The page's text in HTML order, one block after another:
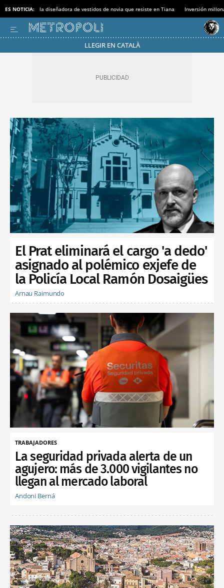
ES NOTICIA: la diseñadora de vestidos de novia que resiste en Tiana Inversión
LLEGIR EN CATALÀ
El Prat eliminará el cargo 'a dedo'
asignado al polémico exjefe de
la Policía Local Ramón Dosaigües
Arnau Raimundo
TRABAJADORES
La seguridad privada alerta de un
agujero: más de 3.000 vigilantes no
llegan al mercado laboral
Andoni Berná